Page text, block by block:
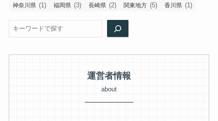
神奈川県 (1) 福岡県 (3) 長崎県 (2) 関東地方 (5) 香川県 (1)
検索
運営者情報
about